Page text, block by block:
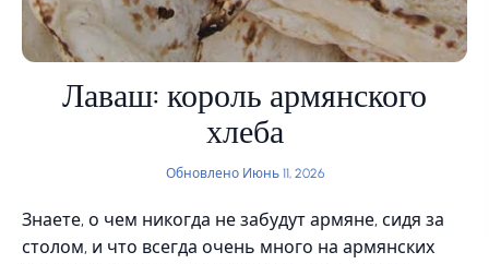
Лаваш: король армянского
хлеба
Обновлено Июнь 11, 2026
Знаете, о чем никогда не забудут армяне, сидя за
столом, и что всегда очень много на армянских